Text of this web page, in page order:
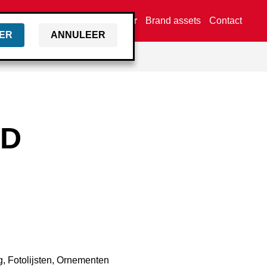
ANNULEER
Vind een dealer Brand assets Contact
Fotolijsten, Ornementen